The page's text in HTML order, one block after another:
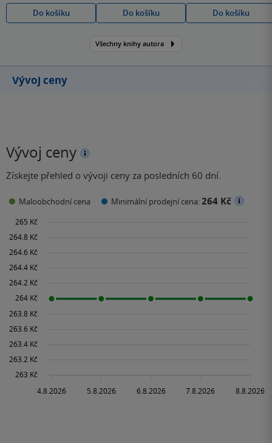
Do košíku
Do košíku
Do košíku
Všechny knihy autora
Vývoj ceny
Vývoj ceny
Získejte přehled o vývoji ceny za posledních 60 dní.
Maloobchodní cena Minimální prodejní cena:264 Kč